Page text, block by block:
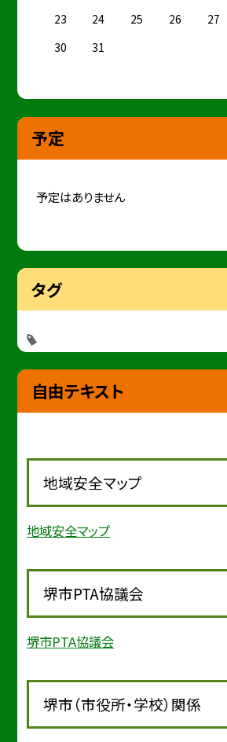
23
24 25 26 27
30
31
予定
予定はありません
タグ
自由テキスト
地域安全マップ
地域安全マップ
堺市PTA協議会
堺市PTA協議会
堺市（市役所・学校）関係